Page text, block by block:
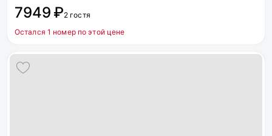
7949 ₽2 гостя
Остался 1 номер по этой цене